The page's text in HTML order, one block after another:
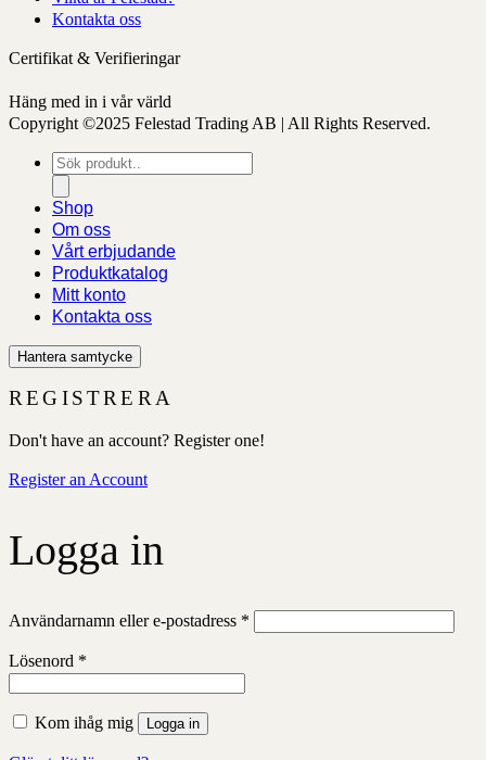
Kontakta oss
Certifikat & Verifieringar
Häng med in i vår värld
Copyright ©2025 Felestad Trading AB | All Rights Reserved.
Produktsökning
Shop
Om oss
Vårt erbjudande
Produktkatalog
Mitt konto
Kontakta oss
Hantera samtycke
REGISTRERA
Don't have an account? Register one!
Register an Account
Logga in
Användarnamn eller e-postadress *
Lösenord *
Kom ihåg mig Logga in